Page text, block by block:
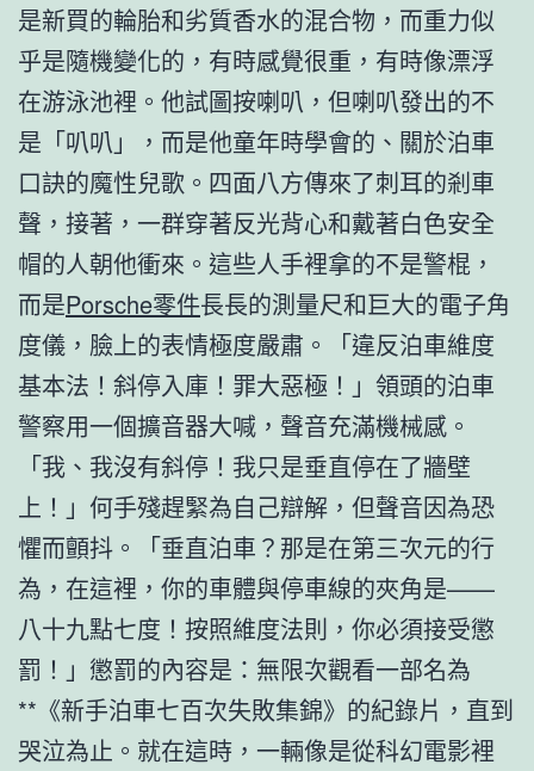
是新買的輪胎和劣質香水的混合物，而重力似
乎是隨機變化的，有時感覺很重，有時像漂浮
在游泳池裡。他試圖按喇叭，但喇叭發出的不
是「叭叭」，而是他童年時學會的、關於泊車
口訣的魔性兒歌。四面八方傳來了刺耳的剎車
聲，接著，一群穿著反光背心和戴著白色安全
帽的人朝他衝來。這些人手裡拿的不是警棍，
而是Porsche零件長長的測量尺和巨大的電子角
度儀，臉上的表情極度嚴肅。「違反泊車維度
基本法！斜停入庫！罪大惡極！」領頭的泊車
警察用一個擴音器大喊，聲音充滿機械感。
「我、我沒有斜停！我只是垂直停在了牆壁
上！」何手殘趕緊為自己辯解，但聲音因為恐
懼而顫抖。「垂直泊車？那是在第三次元的行
為，在這裡，你的車體與停車線的夾角是——
八十九點七度！按照維度法則，你必須接受懲
罰！」懲罰的內容是：無限次觀看一部名為
**《新手泊車七百次失敗集錦》的紀錄片，直到
哭泣為止。就在這時，一輛像是從科幻電影裡